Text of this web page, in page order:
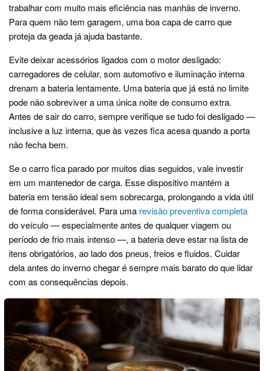
trabalhar com muito mais eficiência nas manhãs de inverno.
Para quem não tem garagem, uma boa capa de carro que
proteja da geada já ajuda bastante.
Evite deixar acessórios ligados com o motor desligado:
carregadores de celular, som automotivo e iluminação interna
drenam a bateria lentamente. Uma bateria que já está no limite
pode não sobreviver a uma única noite de consumo extra.
Antes de sair do carro, sempre verifique se tudo foi desligado —
inclusive a luz interna, que às vezes fica acesa quando a porta
não fecha bem.
Se o carro fica parado por muitos dias seguidos, vale investir
em um mantenedor de carga. Esse dispositivo mantém a
bateria em tensão ideal sem sobrecarga, prolongando a vida útil
de forma considerável. Para uma revisão preventiva completa
do veículo — especialmente antes de qualquer viagem ou
período de frio mais intenso —, a bateria deve estar na lista de
itens obrigatórios, ao lado dos pneus, freios e fluidos. Cuidar
dela antes do inverno chegar é sempre mais barato do que lidar
com as consequências depois.